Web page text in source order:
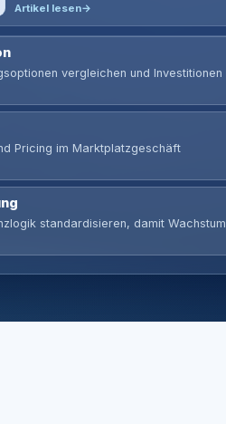
Definition, Beispiele und ein interaktiver
Artikel lesen
vergleichen und Investitionen
Pricing im Marktplatzgeschäft
standardisieren, damit Wachstum